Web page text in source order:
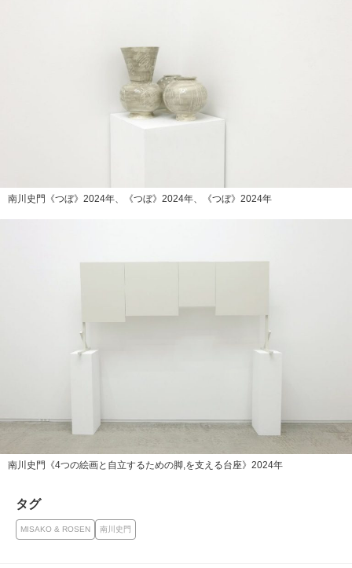
南川史門《つぼ》2024年、《つぼ》2024年、《つぼ》2024年
南川史門《4つの絵画と自立するための脚,を支える台座》2024年
タグ
MISAKO & ROSEN 南川史門